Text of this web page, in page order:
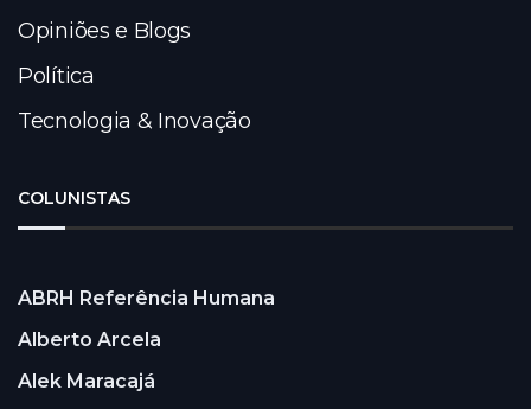
Opiniões e Blogs
Política
Tecnologia & Inovação
COLUNISTAS
ABRH Referência Humana
Alberto Arcela
Alek Maracajá